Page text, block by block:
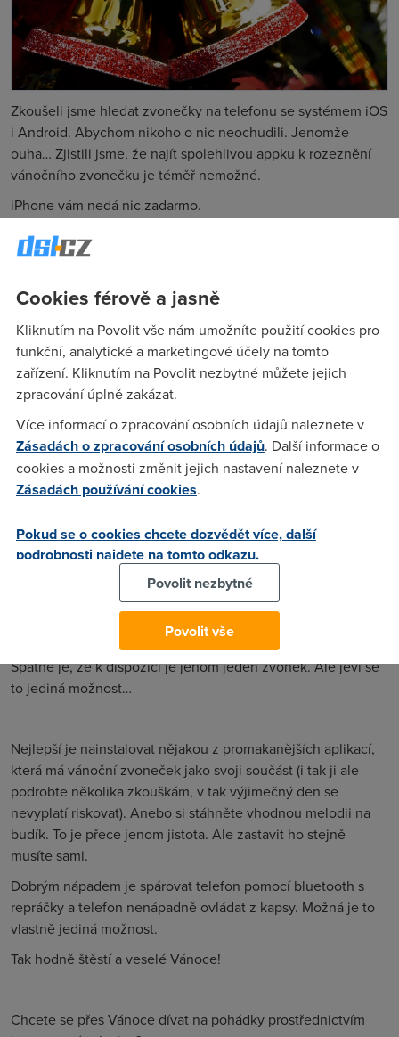
Zkoušeli jsme hledat zvonečky na telefonu se systémem iOS
i Android. Abychom nikoho o nic neochudili. Jenomže
ouha… Zjistili jsme, že najít spolehlivou appku k rozeznění
vánočního zvonečku je téměř nemožné.
iPhone vám nedá nic zadarmo.
Největším průšvihem je, že appky přestanou fungovat, když
nefunguje vůbec. Tak například Vánoční zvoneček. Z
několika desítek zvonečků jsou pro příležitost Štědrého dne
vhodné tak dva. Appka se navíc vypne, když vám zhasne
telefon. Při čekání na zazvonění s nedočkavým dítětem,
které nesmí zjistit, že nezvoní Ježíšek, ale vy, jsou to docela
horké chvilky.
UBell SoundsneboWeihnachtsglocke(ano, zabrousili jsme
i do zahraničních aplikací), je problém s ovládáním,
Jediná, která nás alespoň trochu přesvědčila, byla
Christmas Bell Deluxe
. Když ji nastavíte mezi chráněné
aplikace na pozadí, zazvoní. Časování funguje stejně jako u
aplikace Sleep as Android, což znamená, že ho nemůžete
nastavit na vteřiny přesně.
Špatné je, že k dispozici je jenom jeden zvonek. Ale jeví se
to jediná možnost…
Nejlepší je nainstalovat nějakou z promakanějších aplikací,
která má vánoční zvoneček jako svoji součást (i tak ji ale
podrobte několika zkouškám, v tak výjimečný den se
nevyplatí riskovat). Anebo si stáhněte vhodnou melodii na
budík. To je přece jenom jistota. Ale zastavit ho stejně
musíte sami.
Dobrým nápadem je spárovat telefon pomocí bluetooth s
repráčky a telefon nenápadně ovládat z kapsy. Možná je to
vlastně jediná možnost.
Tak hodně štěstí a veselé Vánoce!
Chcete se přes Vánoce dívat na pohádky prostřednictvím
Cookies férově a jasně
Kliknutím na Povolit vše nám umožníte použití cookies pro
funkční, analytické a marketingové účely na tomto
zařízení. Kliknutím na Povolit nezbytné můžete jejich
zpracování úplně zakázat.
Více informací o zpracování osobních údajů naleznete v
Zásadách o zpracování osobních údajů. Další informace o
cookies a možnosti změnit jejich nastavení naleznete v
Zásadách používání cookies.
Pokud se o cookies chcete dozvědět více, další
podrobnosti najdete na tomto odkazu.
Povolit nezbytné
Povolit vše